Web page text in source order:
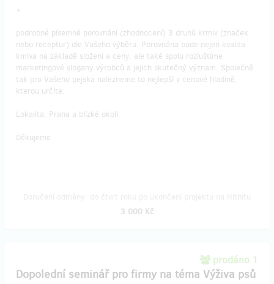
+
podrobné písemné porovnání (zhodnocení) 3 druhů krmiv (značek
nebo receptur) dle Vašeho výběru. Porovnána bude nejen kvalita
kmiva na základě složení a ceny, ale také spolu rozluštíme
marketingové slogany výrobců a jejich skutečný význam. Společně
tak pro Vašeho pejska nalezneme to nejlepší v cenové hladině,
kterou určíte.
Lokalita: Praha a blízké okolí
Děkujeme
3 000 Kč
prodáno 1
Dopolední seminář pro firmy na téma Výživa psů